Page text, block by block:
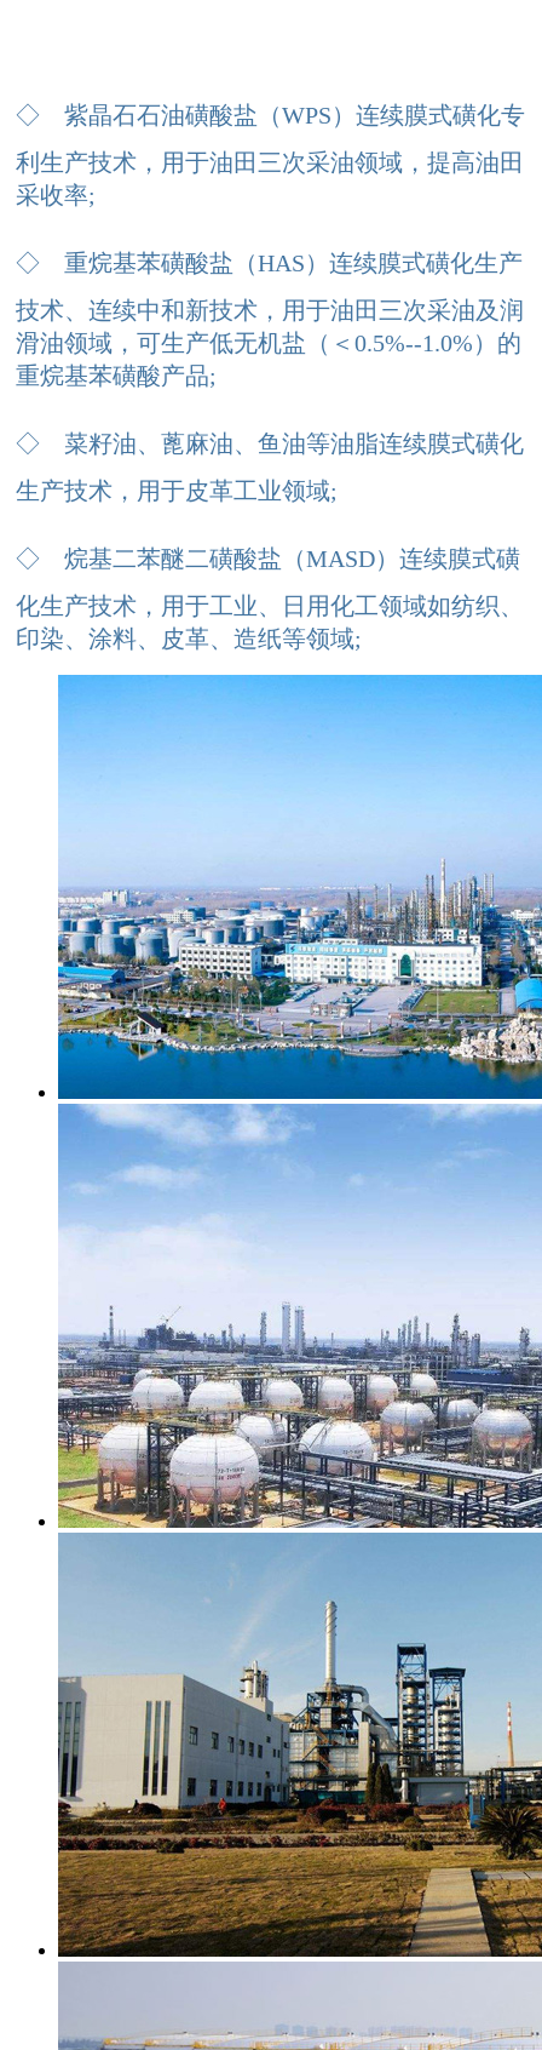
◇ 紫晶石石油磺酸盐（WPS）连续膜式磺化专
利生产技术，用于油田三次采油领域，提高油田
采收率;
◇ 重烷基苯磺酸盐（HAS）连续膜式磺化生产
技术、连续中和新技术，用于油田三次采油及润
滑油领域，可生产低无机盐（＜0.5%--1.0%）的
重烷基苯磺酸产品;
◇ 菜籽油、蓖麻油、鱼油等油脂连续膜式磺化
生产技术，用于皮革工业领域;
◇ 烷基二苯醚二磺酸盐（MASD）连续膜式磺
化生产技术，用于工业、日用化工领域如纺织、
印染、涂料、皮革、造纸等领域;